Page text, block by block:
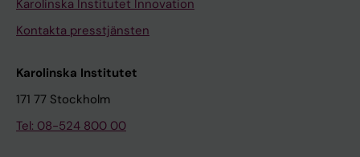
Karolinska Institutet Innovation
Kontakta presstjänsten
Karolinska Institutet
171 77 Stockholm
Tel: 08-524 800 00